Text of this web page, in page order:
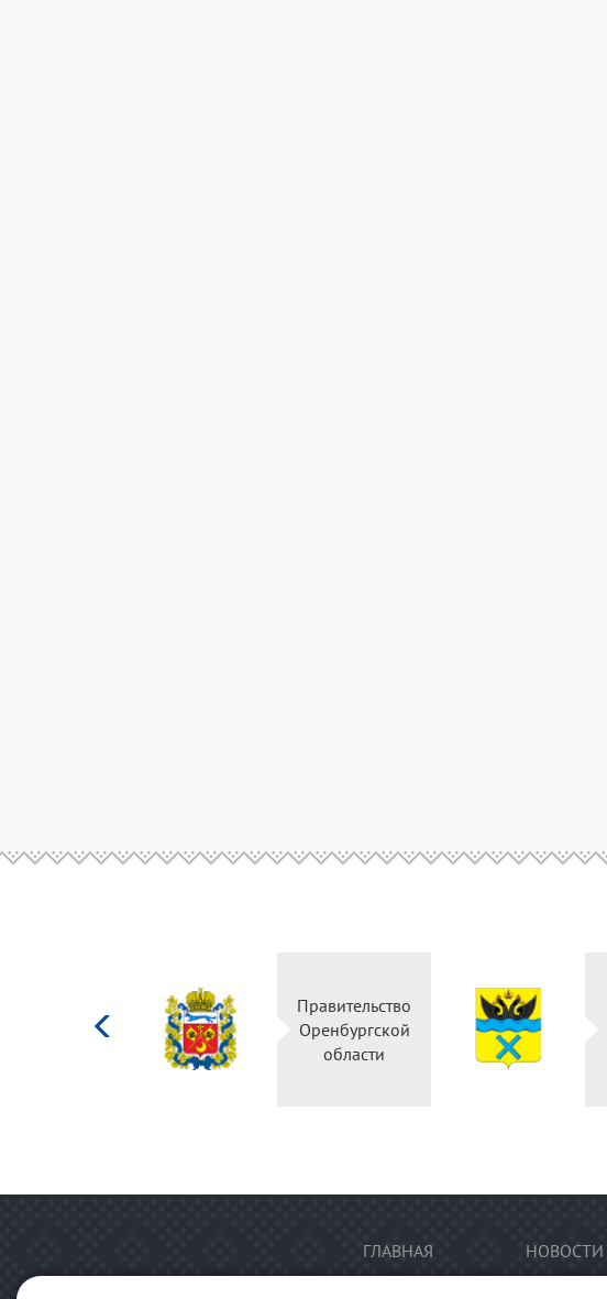
Правительство
Оренбургской
области
ГЛАВНАЯ НОВОСТИ